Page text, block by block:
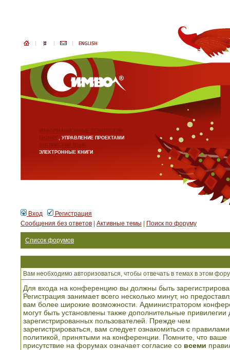
ИНФОРМАЦИОННЫЕ ТЕХНОЛОГИИ
БИЗНЕС, УПРАВЛЕНИЕ ПРОЕКТАМИ
АНГЛИЙСКИЙ ЯЗЫК
ЭЛЕКТРОННЫЕ КНИГИ
Вход
Регистрация
Сообщения без ответов
Активные темы Поиск по форуму
Список форумов
Вам необходимо авторизоваться, чтобы отвечать в темах в этом
Для входа на конференцию вы должны быть
Регистрация занимает всего несколько минут, но
вам более широкие возможности. Администратором
могут быть установлены также дополнительные привилегии
зарегистрированных пользователей. Прежде чем
зарегистрироваться, вам следует ознакомиться с
политикой, принятыми на конференции. Помните, что ваше
присутствие на форумах означает согласие со всеми